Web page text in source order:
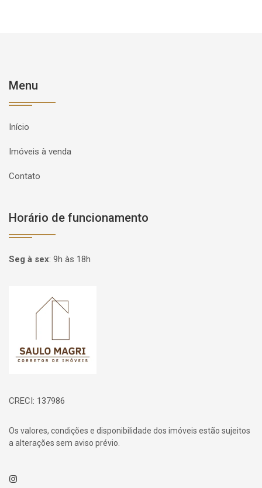
Menu
Início
Imóveis à venda
Contato
Horário de funcionamento
Seg à sex: 9h às 18h
Página inicial
CRECI: 137986
Os valores, condições e disponibilidade dos imóveis estão sujeitos
a alterações sem aviso prévio.
Instagram